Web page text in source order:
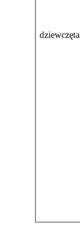
dziewczęta